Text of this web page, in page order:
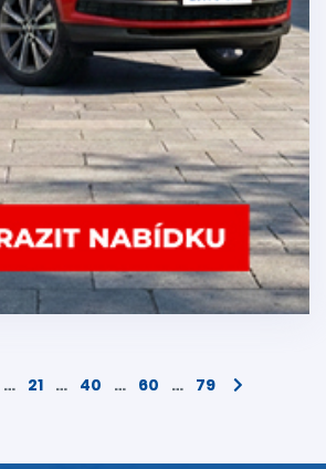
… 21 … 40 … 60 … 79